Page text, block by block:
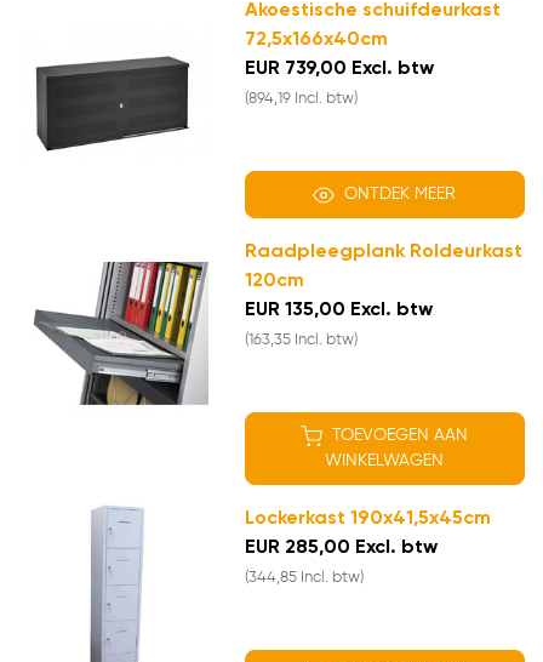
Akoestische schuifdeurkast
72,5x166x40cm
EUR 739,00 Excl. btw
(894,19 Incl. btw)
ONTDEK MEER
Raadpleegplank Roldeurkast
120cm
EUR 135,00 Excl. btw
(163,35 Incl. btw)
TOEVOEGEN AAN
WINKELWAGEN
Lockerkast 190x41,5x45cm
EUR 285,00 Excl. btw
(344,85 Incl. btw)